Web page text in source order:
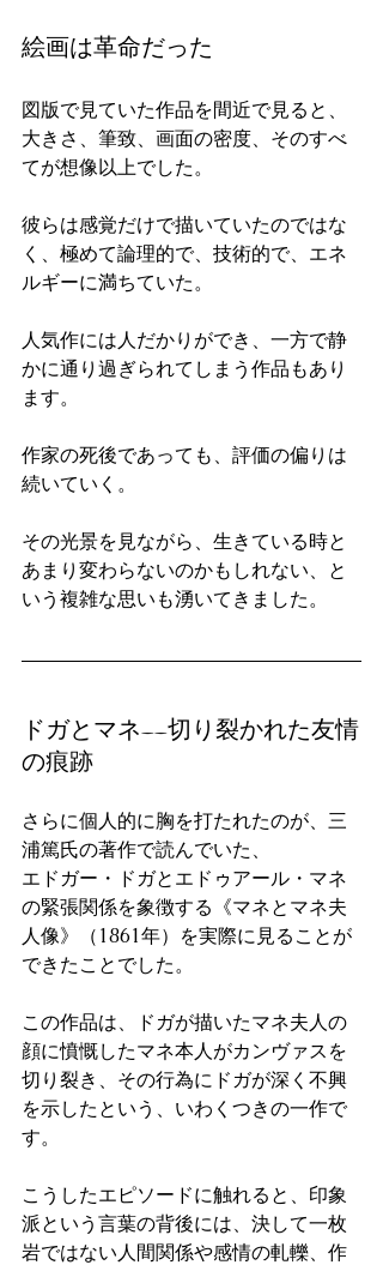
絵画は革命だった
図版で見ていた作品を間近で見ると、
大きさ、筆致、画面の密度、そのすべ
てが想像以上でした。
彼らは感覚だけで描いていたのではな
く、極めて論理的で、技術的で、エネ
ルギーに満ちていた。
人気作には人だかりができ、一方で静
かに通り過ぎられてしまう作品もあり
ます。
作家の死後であっても、評価の偏りは
続いていく。
その光景を見ながら、生きている時と
あまり変わらないのかもしれない、と
いう複雑な思いも湧いてきました。
ドガとマネ——切り裂かれた友情
の痕跡
さらに個人的に胸を打たれたのが、三
浦篤氏の著作で読んでいた、
エドガー・ドガとエドゥアール・マネ
の緊張関係を象徴する《マネとマネ夫
人像》（1861年）を実際に見ることが
できたことでした。
この作品は、ドガが描いたマネ夫人の
顔に憤慨したマネ本人がカンヴァスを
切り裂き、その行為にドガが深く不興
を示したという、いわくつきの一作で
す。
こうしたエピソードに触れると、印象
派という言葉の背後には、決して一枚
岩ではない人間関係や感情の軋轢、作